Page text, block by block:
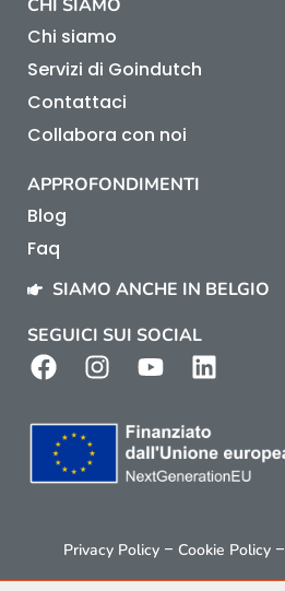
CHI SIAMO
Chi siamo
Servizi di Goindutch
Contattaci
Collabora con noi
APPROFONDIMENTI
Blog
Faq
SIAMO ANCHE IN BELGIO
SEGUICI SUI SOCIAL
Privacy Policy– Cookie Policy–